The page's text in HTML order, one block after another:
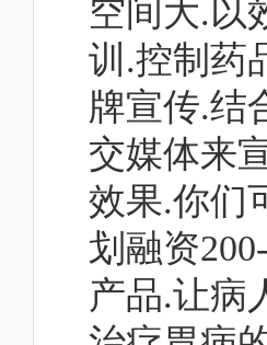
空间大.以
训.控制药
牌宣传.结
交媒体来
效果.你们
划融资
产品.让病